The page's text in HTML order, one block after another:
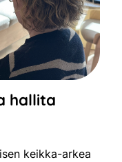
hallita
keikka-arkea